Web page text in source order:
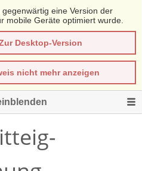
eine Version der
mobile Geräte optimiert wurde.
Desktop-Version
nicht mehr anzeigen